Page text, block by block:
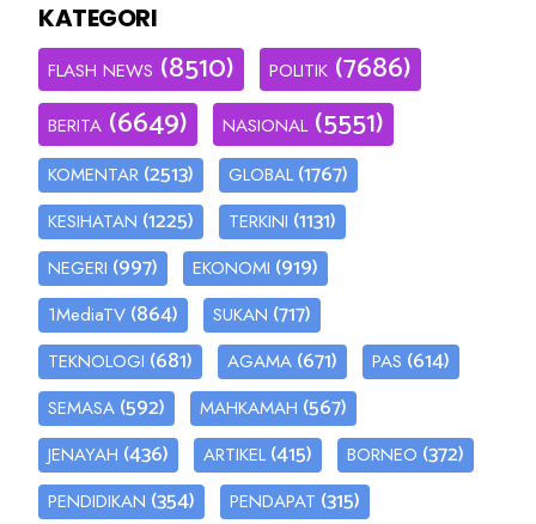
KATEGORI
FLASH NEWS (8510) POLITIK (7686)
BERITA (6649) NASIONAL (5551)
KOMENTAR (2513) GLOBAL (1767)
KESIHATAN (1225) TERKINI (1131)
NEGERI (997) EKONOMI (919)
1MediaTV (864) SUKAN (717)
TEKNOLOGI (681) AGAMA (671) PAS (614)
SEMASA (592) MAHKAMAH (567)
JENAYAH (436) ARTIKEL (415) BORNEO (372)
PENDIDIKAN (354) PENDAPAT (315)